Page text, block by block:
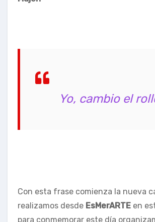
Yo, cambio el
Con esta frase comienza la nueva
realizamos desde EsMerARTE en
para conmemorar este día